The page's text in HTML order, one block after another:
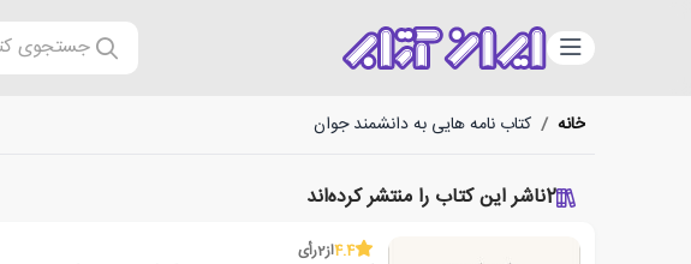
دسته‌بندی جستجوی
خانه / کتاب نامه هایی به دانشمند جوان
2ناشر این کتاب را منتشر کرده‌اند
4.4از2رأی